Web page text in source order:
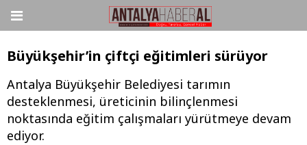
Büyükşehir’in çiftçi eğitimleri sürüyor
Antalya Büyükşehir Belediyesi tarımın
desteklenmesi, üreticinin bilinçlenmesi
noktasında eğitim çalışmaları yürütmeye devam
ediyor.